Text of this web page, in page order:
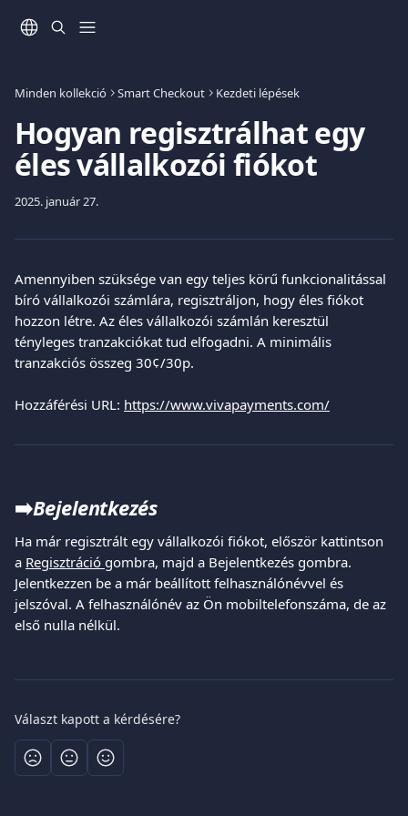
Minden kollekció Smart Checkout Kezdeti lépések
Hogyan regisztrálhat egy
éles vállalkozói fiókot
2025. január 27.
Amennyiben szüksége van egy teljes körű funkcionalitással
bíró vállalkozói számlára, regisztráljon, hogy éles fiókot
hozzon létre. Az éles vállalkozói számlán keresztül
tényleges tranzakciókat tud elfogadni. A minimális
tranzakciós összeg 30¢/30p.
Hozzáférési URL: https://www.vivapayments.com/
➡️Bejelentkezés
Ha már regisztrált egy vállalkozói fiókot, először kattintson
a Regisztráció gombra, majd a Bejelentkezés gombra.
Jelentkezzen be a már beállított felhasználónévvel és
jelszóval. A felhasználónév az Ön mobiltelefonszáma, de az
első nulla nélkül.
Választ kapott a kérdésére?